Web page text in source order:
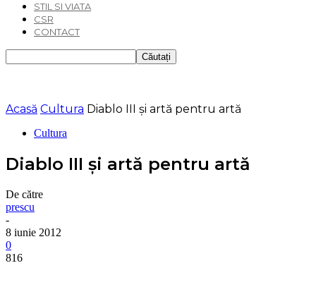
STIL SI VIATA
CSR
CONTACT
Acasă Cultura Diablo III şi artă pentru artă
Cultura
Diablo III şi artă pentru artă
De către
prescu
-
8 iunie 2012
0
816